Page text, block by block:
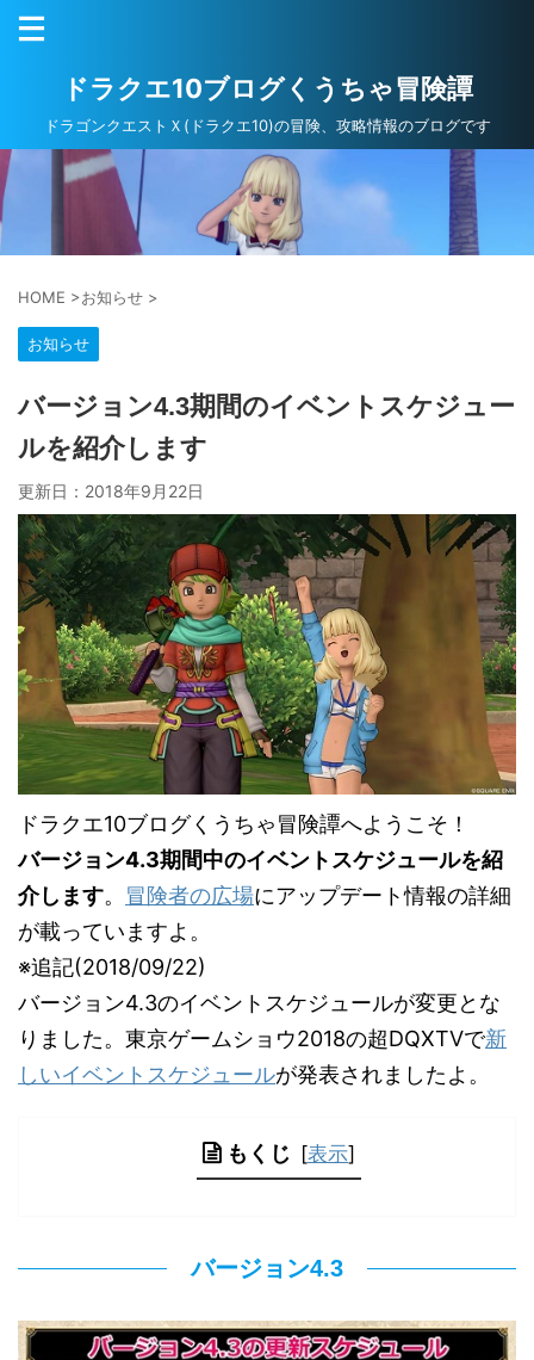
ドラクエ10ブログくうちゃ冒険譚
ドラゴンクエストＸ(ドラクエ10)の冒険、攻略情報のブログです
HOME >お知らせ >
お知らせ
バージョン4.3期間のイベントスケジュー
ルを紹介します
更新日： 2018年9月22日
ドラクエ10ブログくうちゃ冒険譚へようこそ！
バージョン4.3期間中のイベントスケジュールを紹
介します。 冒険者の広場にアップデート情報の詳細
が載っていますよ。
※追記(2018/09/22)
バージョン4.3のイベントスケジュールが変更とな
りました。東京ゲームショウ2018の超DQXTVで新
しいイベントスケジュールが発表されましたよ。
もくじ [表示]
バージョン4.3